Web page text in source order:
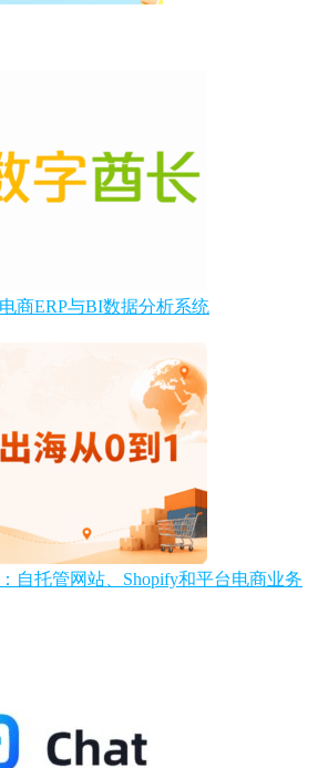
商ERP与BI数据分析系统
自托管网站、Shopify和平台电商业务